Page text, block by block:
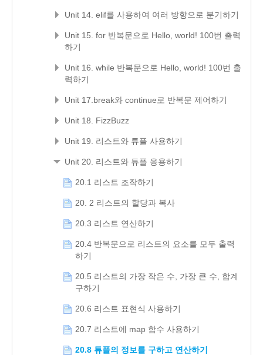
Unit 14. elif를 사용하여 여러 방향으로 분기하기
Unit 15. for 반복문으로 Hello, world! 100번 출력
하기
Unit 16. while 반복문으로 Hello, world! 100번 출
력하기
Unit 17.break와 continue로 반복문 제어하기
Unit 18. FizzBuzz
Unit 19. 리스트와 튜플 사용하기
Unit 20. 리스트와 튜플 응용하기
20.1 리스트 조작하기
20. 2 리스트의 할당과 복사
20.3 리스트 연산하기
20.4 반복문으로 리스트의 요소를 모두 출력
하기
20.5 리스트의 가장 작은 수, 가장 큰 수, 합계
구하기
20.6 리스트 표현식 사용하기
20.7 리스트에 map 함수 사용하기
20.8 튜플의 정보를 구하고 연산하기